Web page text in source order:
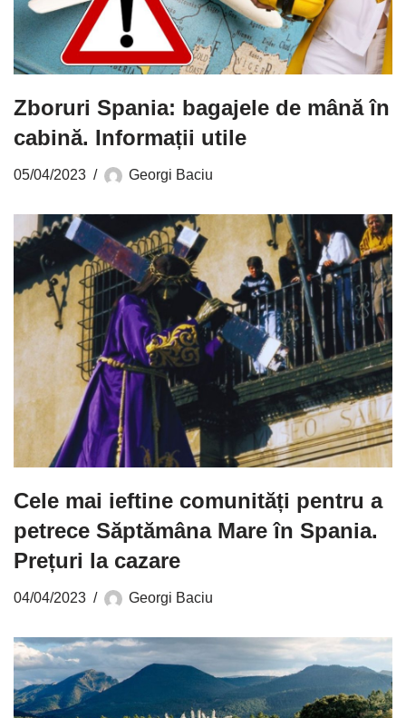
Zboruri Spania: bagajele de mână în
cabină. Informații utile
05/04/2023 Georgi Baciu
Cele mai ieftine comunități pentru a
petrece Săptămâna Mare în Spania.
Prețuri la cazare
04/04/2023 Georgi Baciu